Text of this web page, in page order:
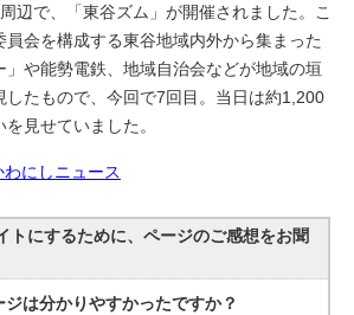
辺で、「東谷ズム」が開催されました。こ
会を構成する東谷地域内外から集まった
」や能勢電鉄、地域自治会などが地域の垣
したもので、今回で7回目。当日は約1,200
見せていました。
にしニュース
トにするために、ページのご感想をお聞
は分かりやすかったですか？